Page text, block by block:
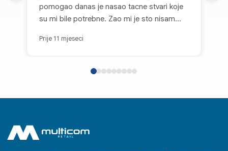
pomogao danas je nasao tacne stvari koje
su mi bile potrebne. Zao mi je sto nisam
Prije 11 mjeseci